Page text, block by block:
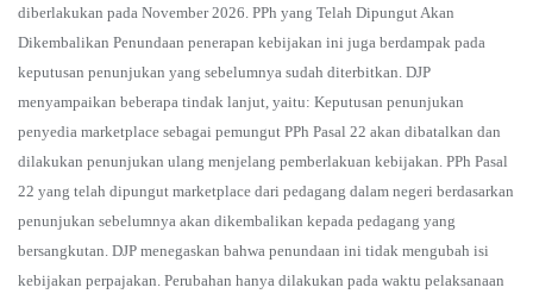
diberlakukan pada November 2026. PPh yang Telah Dipungut Akan
Dikembalikan Penundaan penerapan kebijakan ini juga berdampak pada
keputusan penunjukan yang sebelumnya sudah diterbitkan. DJP
menyampaikan beberapa tindak lanjut, yaitu: Keputusan penunjukan
penyedia marketplace sebagai pemungut PPh Pasal 22 akan dibatalkan dan
dilakukan penunjukan ulang menjelang pemberlakuan kebijakan. PPh Pasal
22 yang telah dipungut marketplace dari pedagang dalam negeri berdasarkan
penunjukan sebelumnya akan dikembalikan kepada pedagang yang
bersangkutan. DJP menegaskan bahwa penundaan ini tidak mengubah isi
kebijakan perpajakan. Perubahan hanya dilakukan pada waktu pelaksanaan